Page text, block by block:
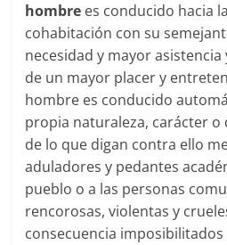
hombre es conducido hacia
cohabitación con su
necesidad y mayor
de un mayor placer y
hombre es conducido
propia naturaleza, carácter o
de lo que digan contra ello
aduladores y pedantes
pueblo o a las personas
rencorosas, violentas y
consecuencia